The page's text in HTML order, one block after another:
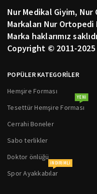
Nur Medikal Giyim,
Markaları Nur
Marka haklarımız
Copyright © 2011-2025
POPÜLER KATEGORİLER
Hemşire Forması
Tesettür Hemşire Forması
YENI
Cerrahi Boneler
Sabo terlikler
Doktor önlüğü
Spor Ayakkabılar
INDIRIMLI